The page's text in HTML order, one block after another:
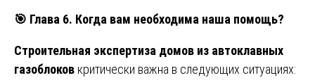
🎯 Глава 6. Когда вам необходима наша помощь?
Строительная экспертиза домов из автоклавных
газоблоков критически важна в следующих ситуациях: